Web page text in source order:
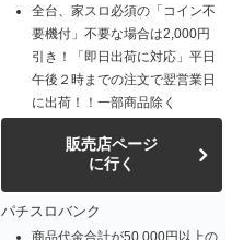
全台、家スロ必須の「コイン不
要機付」不要な場合は2,000円
引き！「即日出荷に対応」平日
午後２時までの注文で翌営業日
に出荷！！一部商品除く
販売店ページ
に行く
パチスロバンク